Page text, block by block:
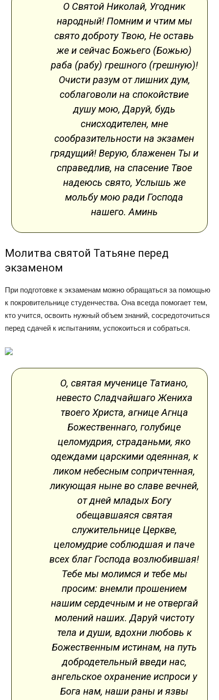
О Святой Николай, Угодник
народный! Помним и чтим мы
свято доброту Твою, Не оставь
же и сейчас Божьего (Божью)
раба (рабу) грешного (грешную)!
Очисти разум от лишних дум,
соблаговоли на спокойствие
душу мою, Даруй, будь
снисходителен, мне
сообразительности на экзамен
грядущий! Верую, блаженен Ты и
справедлив, на спасение Твое
надеюсь свято, Услышь же
мольбу мою ради Господа
нашего. Аминь
Молитва святой Татьяне перед
экзаменом
При подготовке к экзаменам можно обращаться за помощью
к покровительнице студенчества. Она всегда помогает тем,
кто учится, освоить нужный объем знаний, сосредоточиться
перед сдачей к испытаниям, успокоиться и собраться.
О, святая мученице Татиано,
невесто Сладчайшаго Жениха
твоего Христа, агнице Агнца
Божественнаго, голубице
целомудрия, страданьми, яко
одеждами царскими одеянная, к
ликом небесным сопричтенная,
ликующая ныне во славе вечней,
от дней младых Богу
обещавшаяся святая
служительнице Церкве,
целомудрие соблюдшая и паче
всех благ Господа возлюбившая!
Тебе мы молимся и тебе мы
просим: внемли прошением
нашим сердечным и не отвергай
молений наших. Даруй чистоту
тела и души, вдохни любовь к
Божественным истинам, на путь
добродетельный введи нас,
ангельское охранение испроси у
Бога нам, наши раны и язвы